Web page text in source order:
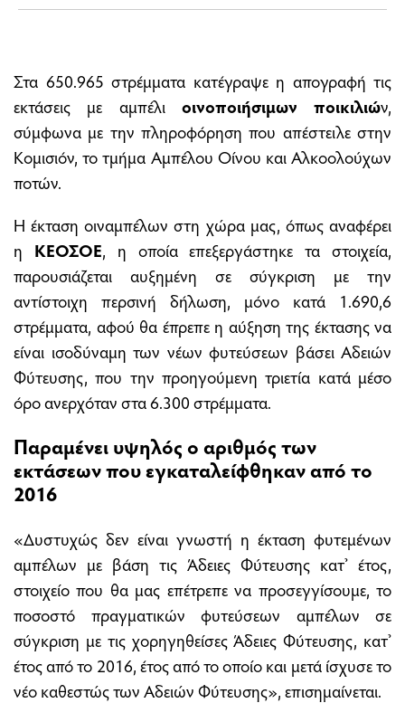
Στα 650.965 στρέμματα κατέγραψε η απογραφή τις
εκτάσεις με αμπέλι οινοποιήσιμων ποικιλιών,
σύμφωνα με την πληροφόρηση που απέστειλε στην
Κομισιόν, το τμήμα Αμπέλου Οίνου και Αλκοολούχων
ποτών.
Η έκταση οιναμπέλων στη χώρα μας, όπως αναφέρει
η ΚΕΟΣΟΕ, η οποία επεξεργάστηκε τα στοιχεία,
παρουσιάζεται αυξημένη σε σύγκριση με την
αντίστοιχη περσινή δήλωση, μόνο κατά 1.690,6
στρέμματα, αφού θα έπρεπε η αύξηση της έκτασης να
είναι ισοδύναμη των νέων φυτεύσεων βάσει Αδειών
Φύτευσης, που την προηγούμενη τριετία κατά μέσο
όρο ανερχόταν στα 6.300 στρέμματα.
Παραμένει υψηλός ο αριθμός των
εκτάσεων που εγκαταλείφθηκαν από το
2016
«Δυστυχώς δεν είναι γνωστή η έκταση φυτεμένων
αμπέλων με βάση τις Άδειες Φύτευσης κατ’ έτος,
στοιχείο που θα μας επέτρεπε να προσεγγίσουμε, το
ποσοστό πραγματικών φυτεύσεων αμπέλων σε
σύγκριση με τις χορηγηθείσες Άδειες Φύτευσης, κατ’
έτος από το 2016, έτος από το οποίο και μετά ίσχυσε το
νέο καθεστώς των Αδειών Φύτευσης», επισημαίνεται.